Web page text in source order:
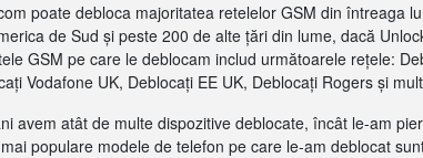
poate debloca majoritatea retelelor GSM din întreaga
de Sud și peste 200 de alte țări din lume, dacă
GSM pe care le deblocam includ următoarele rețele:
Vodafone UK, Deblocați EE UK, Deblocați Rogers și
avem atât de multe dispozitive deblocate, încât le-am
populare modele de telefon pe care le-am deblocat